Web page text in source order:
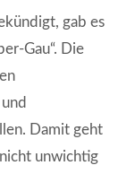
gab es
Gau“. Die
Damit geht
unwichtig